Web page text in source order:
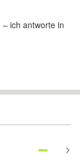
ich antworte in